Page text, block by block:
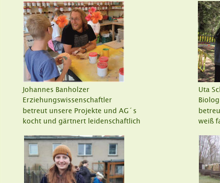
Johannes Banholzer
Erziehungswissenschaftler
betreut unsere Projekte und AG´s
kocht und gärtnert leidenschaftlich
Uta
weiß